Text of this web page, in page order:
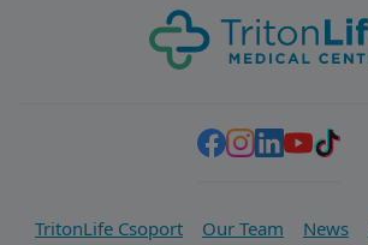
TritonLife Csoport Our Team News